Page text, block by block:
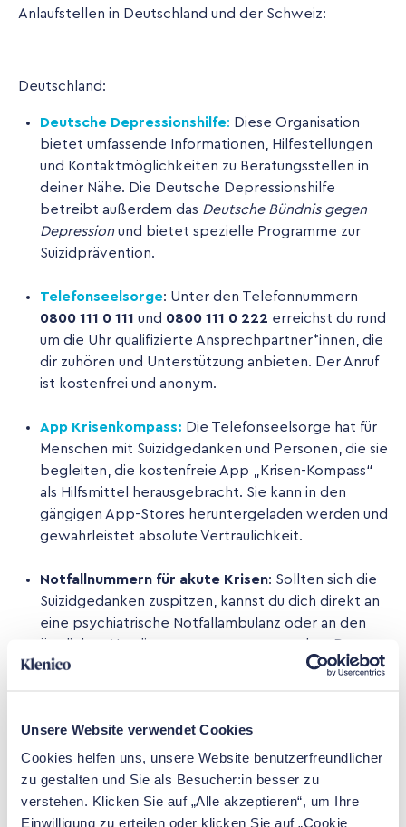
Unsere Website verwendet Cookies
Cookies helfen uns, unsere Website benutzerfreundlicher
zu gestalten und Sie als Besucher:in besser zu
verstehen. Klicken Sie auf „Alle akzeptieren“, um Ihre
Einwilligung zu erteilen oder klicken Sie auf „Cookie
Anlaufstellen in Deutschland und der Schweiz:
Deutschland:
Deutsche Depressionshilfe: Diese Organisation
bietet umfassende Informationen, Hilfestellungen
und Kontaktmöglichkeiten zu Beratungsstellen in
deiner Nähe. Die Deutsche Depressionshilfe
betreibt außerdem das Deutsche Bündnis gegen
Depression und bietet spezielle Programme zur
Suizidprävention.
Telefonseelsorge: Unter den Telefonnummern
0800 111 0 111 und 0800 111 0 222 erreichst du rund
um die Uhr qualifizierte Ansprechpartner*innen, die
dir zuhören und Unterstützung anbieten. Der Anruf
ist kostenfrei und anonym.
App Krisenkompass: Die Telefonseelsorge hat für
Menschen mit Suizidgedanken und Personen, die sie
begleiten, die kostenfreie App „Krisen-Kompass“
als Hilfsmittel herausgebracht. Sie kann in den
gängigen App-Stores heruntergeladen werden und
gewährleistet absolute Vertraulichkeit.
Notfallnummern für akute Krisen: Sollten sich die
Suizidgedanken zuspitzen, kannst du dich direkt an
eine psychiatrische Notfallambulanz oder an den
ärztlichen Notdienst unter
wenden. Du
darfst in so einer akuten Situation auch den
Schweiz: